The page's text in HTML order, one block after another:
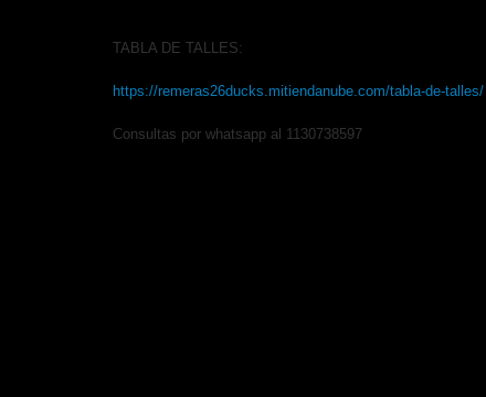
TABLA DE TALLES:
https://remeras26ducks.mitiendanube.com/tabla-de-talles/
Consultas por whatsapp al 1130738597